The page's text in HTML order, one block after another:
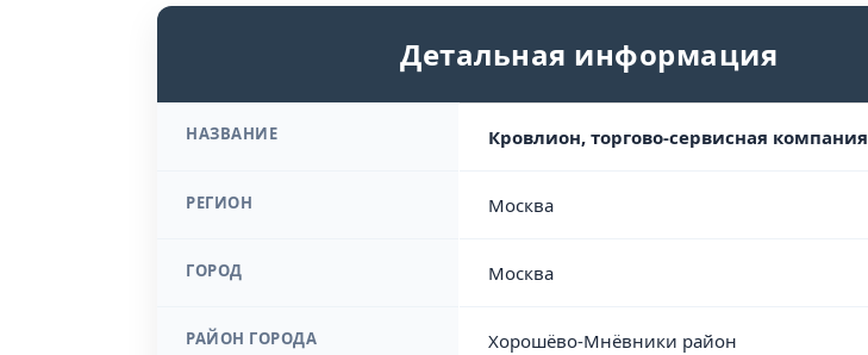
Детальная информация
НАЗВАНИЕ Кровлион, торгово-сервисная компания
РЕГИОН Москва
ГОРОД Москва
РАЙОН ГОРОДА Хорошёво-Мнёвники район